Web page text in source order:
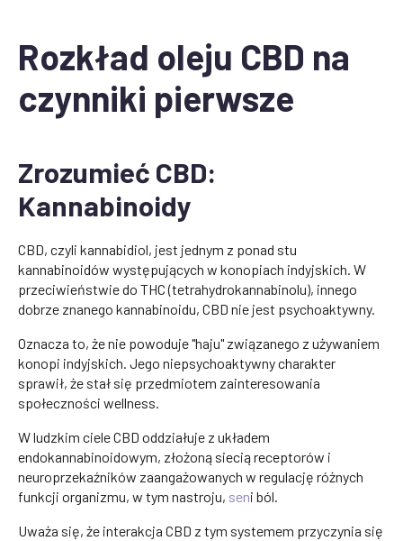
Rozkład oleju CBD na
czynniki pierwsze
Zrozumieć CBD:
Kannabinoidy
CBD, czyli kannabidiol, jest jednym z ponad stu
kannabinoidów występujących w konopiach indyjskich. W
przeciwieństwie do THC (tetrahydrokannabinolu), innego
dobrze znanego kannabinoidu, CBD nie jest psychoaktywny.
Oznacza to, że nie powoduje "haju" związanego z używaniem
konopi indyjskich. Jego niepsychoaktywny charakter
sprawił, że stał się przedmiotem zainteresowania
społeczności wellness.
W ludzkim ciele CBD oddziałuje z układem
endokannabinoidowym, złożoną siecią receptorów i
neuroprzekaźników zaangażowanych w regulację różnych
funkcji organizmu, w tym nastroju, seni ból.
Uważa się, że interakcja CBD z tym systemem przyczynia się